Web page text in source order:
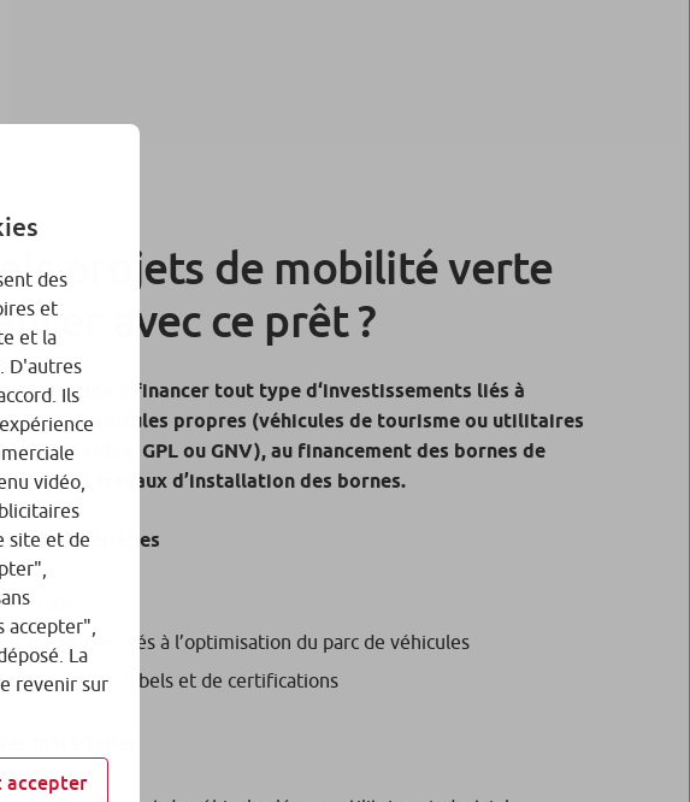
projets de mobilité verte
avec ce prêt ?
est destiné à financer tout type d‘investissements liés à
de véhicules propres (véhicules de tourisme ou utilitaires
hybrides, GPL ou GNV), au financement des bornes de
et travaux d’installation des bornes.
immatérielles
d’étude
de services liés à l’optimisation du parc de véhicules
en œuvre de labels et de certifications
des
et
et la
D'autres
Ils
vidéo,
site et de
accepter",
La
revenir sur
accepter